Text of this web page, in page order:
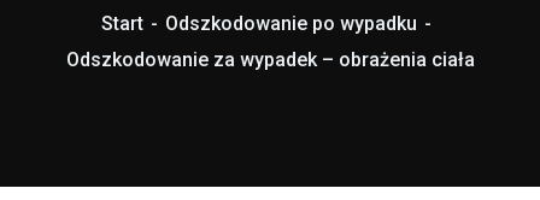
Start
Odszkodowanie po wypadku
Odszkodowanie za wypadek – obrażenia ciała